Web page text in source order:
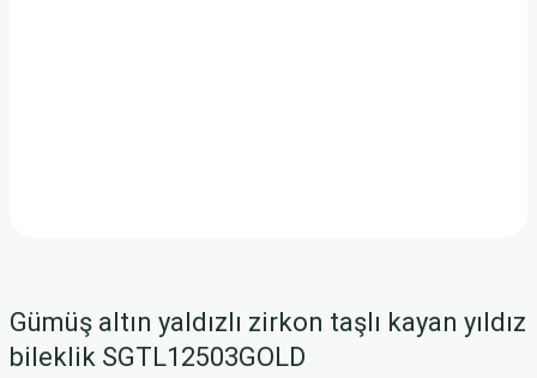
Gümüş altın yaldızlı zirkon taşlı kayan yıldız
bileklik SGTL12503GOLD